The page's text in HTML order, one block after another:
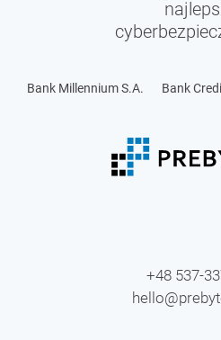
Bank Millennium S.A. Bank
+48 537-